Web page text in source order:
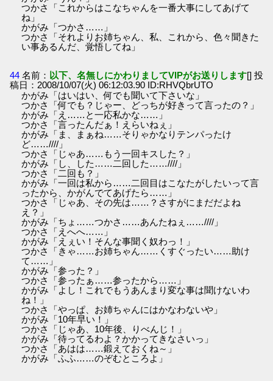
つかさ「これからはこなちゃんを一番大事にしてあげて
ね」
かがみ「つかさ……」
つかさ「それよりお姉ちゃん、私、これから、色々聞きた
い事あるんだ、覚悟してね」
44 名前： 以下、名無しにかわりましてVIPがお送りします[] 投
稿日：2008/10/07(火) 06:12:03.90 ID:RHVQbrUTO
かがみ「はいはい、何でも聞いて下さいな」
つかさ「何でも？じゃー、どっちが好きって言ったの？」
かがみ「え……と一応私かな……」
つかさ「言ったんだぁ！えらいねぇ」
かがみ「ま、まぁね……そりゃかなりテンパったけ
ど……////」
つかさ「じゃあ……もう一回キスした？」
かがみ「し、した……二回した……////」
つかさ「二回も？」
かがみ「一回は私から……二回目はこなたがしたいって言
ったから、かがんでてあげたら……」
つかさ「じゃあ、その先は……？さすがにまだだよね
え？」
かがみ「ちょ……つかさ……あんたねぇ……////」
つかさ「えへへ……」
かがみ「えぇい！そんな事聞く奴わっ！」
つかさ「きゃ……お姉ちゃん……くすぐったい……助け
て……」
かがみ「参った？」
つかさ「参ったぁ……参ったから……」
かがみ「よし！これでもうあんまり変な事は聞けないわ
ね！」
つかさ「やっぱ、お姉ちゃんにはかなわないや」
かがみ「10年早い！」
つかさ「じゃあ、10年後、りべんじ！」
かがみ「待ってるわよ？かかってきなさいっ」
つかさ「あはは……鍛えておくね～」
かがみ「ふふ……のぞむところよ」